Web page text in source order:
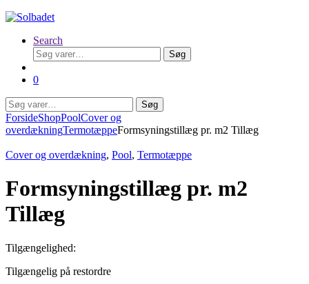
Search
Søg
efter:
Søg
0
Søg
efter:
Søg
ForsideShopPoolCover og
overdækningTermotæppeFormsyningstillæg pr. m2 Tillæg
Cover og overdækning, Pool, Termotæppe
Formsyningstillæg pr. m2
Tillæg
Tilgængelighed:
Tilgængelig på restordre